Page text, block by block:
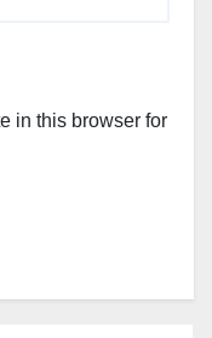
in this browser for